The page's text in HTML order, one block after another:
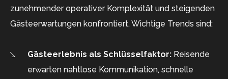
zunehmender operativer Komplexität und steigenden
Gästeerwartungen konfrontiert. Wichtige Trends sind:
Gästeerlebnis als Schlüsselfaktor: Reisende
erwarten nahtlose Kommunikation, schnelle